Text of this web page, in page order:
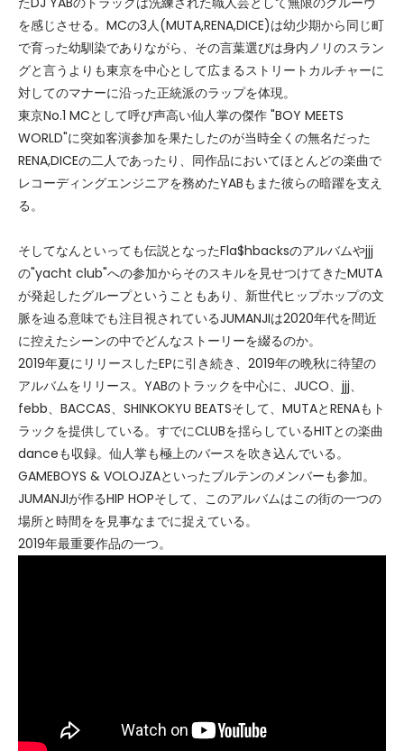
を感じさせる。MCの3人(MUTA,RENA,DICE)は幼少期から同じ町
で育った幼馴染でありながら、その言葉選びは身内ノリのスラン
グと言うよりも東京を中心として広まるストリートカルチャーに
対してのマナーに沿った正統派のラップを体現。
東京No.1 MCとして呼び声高い仙人掌の傑作 "BOY MEETS
WORLD"に突如客演参加を果たしたのが当時全くの無名だった
RENA,DICEの二人であったり、同作品においてほとんどの楽曲で
レコーディングエンジニアを務めたYABもまた彼らの暗躍を支え
る。
そしてなんといっても伝説となったFla$hbacksのアルバムやjjj
の"yacht club"への参加からそのスキルを見せつけてきたMUTA
が発起したグループということもあり、新世代ヒップホップの文
脈を辿る意味でも注目視されているJUMANJIは2020年代を間近
に控えたシーンの中でどんなストーリーを綴るのか。
2019年夏にリリースしたEPに引き続き、2019年の晩秋に待望の
アルバムをリリース。YABのトラックを中心に、JUCO、jjj、
febb、BACCAS、SHINKOKYU BEATSそして、MUTAとRENAもト
ラックを提供している。すでにCLUBを揺らしているHITとの楽曲
danceも収録。仙人掌も極上のバースを吹き込んでいる。
GAMEBOYS & VOLOJZAといったブルテンのメンバーも参加。
JUMANJIが作るHIP HOPそして、このアルバムはこの街の一つの
場所と時間をを見事なまでに捉えている。
2019年最重要作品の一つ。